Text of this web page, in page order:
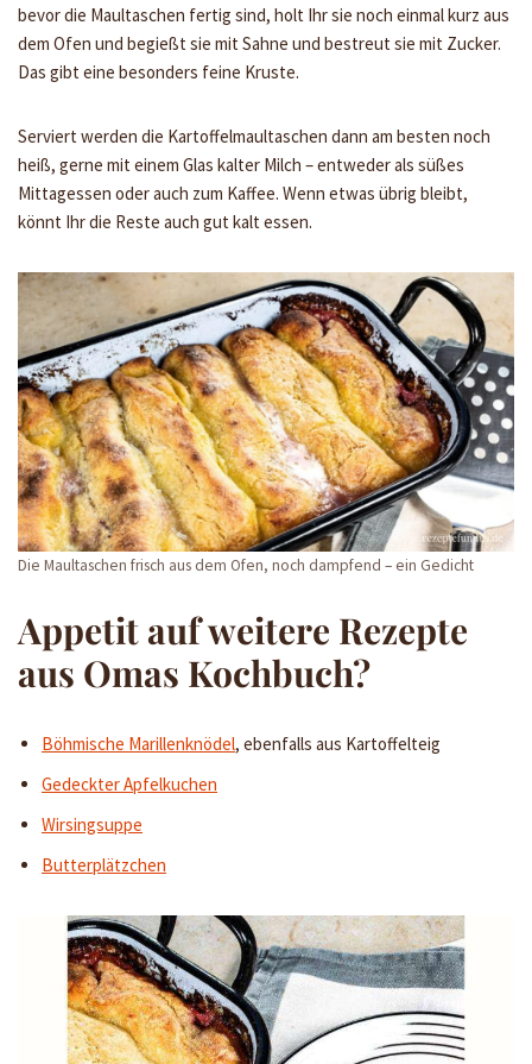
bevor die Maultaschen fertig sind, holt Ihr sie noch einmal kurz aus
dem Ofen und begießt sie mit Sahne und bestreut sie mit Zucker.
Das gibt eine besonders feine Kruste.
Serviert werden die Kartoffelmaultaschen dann am besten noch
heiß, gerne mit einem Glas kalter Milch – entweder als süßes
Mittagessen oder auch zum Kaffee. Wenn etwas übrig bleibt,
könnt Ihr die Reste auch gut kalt essen.
Die Maultaschen frisch aus dem Ofen, noch dampfend – ein Gedicht
Appetit auf weitere Rezepte
aus Omas Kochbuch?
Böhmische Marillenknödel, ebenfalls aus Kartoffelteig
Gedeckter Apfelkuchen
Wirsingsuppe
Butterplätzchen